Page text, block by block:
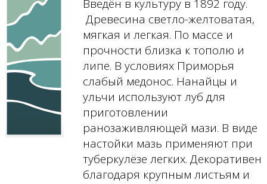
Введён в культуру в 1892 году.
Древесина светло-желтоватая,
мягкая и легкая. По массе и
прочности близка к тополю и
липе. В условиях Приморья
слабый медонос. Нанайцы и
ульчи используют луб для
приготовлении
ранозаживляющей мази. В виде
настойки мазь применяют при
туберкулёзе легких. Декоративен
благодаря крупным листьям и